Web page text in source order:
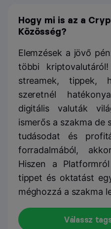
Hogy mi is az a
Közösség?
Elemzések a jövő
többi
streamek, tippek,
szeretnél
digitális valuták
ismerős a szakma de
tudásodat és
forradalmából,
Hiszen a
tippet és oktatást
méghozzá a szakma
Válassz